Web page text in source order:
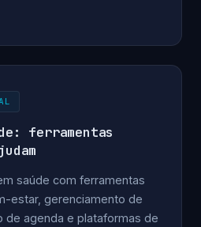
ferramentas
saúde com ferramentas
estar, gerenciamento de
de agenda e plataformas de